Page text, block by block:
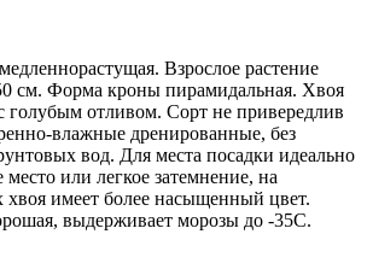
Взрослое растение
см. Форма кроны пирамидальная. Хвоя
голубым отливом. Сорт не привередлив
влажные дренированные, без
вод. Для места посадки идеально
или легкое затемнение, на
хвоя имеет более насыщенный цвет.
выдерживает морозы до -35С.